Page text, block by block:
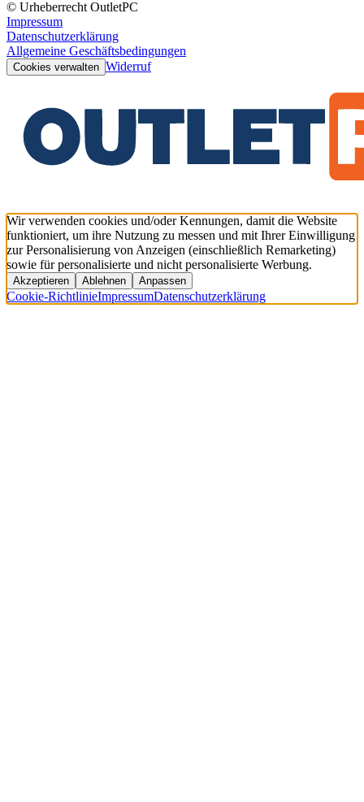
© Urheberrecht OutletPC
Impressum
Datenschutzerklärung
Allgemeine Geschäftsbedingungen
Cookies verwalten Widerruf
Wir verwenden cookies und/oder Kennungen, damit die Website
funktioniert, um ihre Nutzung zu messen und mit Ihrer Einwilligung
zur Personalisierung von Anzeigen (einschließlich Remarketing)
sowie für personalisierte und nicht personalisierte Werbung.
Akzeptieren Ablehnen Anpassen
Cookie-RichtlinieImpressumDatenschutzerklärung